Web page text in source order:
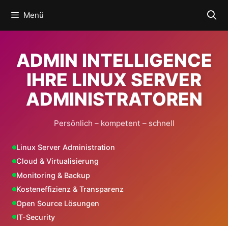
Inhalt
springen
Menü
ADMIN INTELLIGENCE
IHRE LINUX SERVER
ADMINISTRATOREN
Persönlich – kompetent – schnell
Linux Server Administration
Cloud & Virtualisierung
Monitoring & Backup
Kosteneffizienz & Transparenz
Open Source Lösungen
IT-Security